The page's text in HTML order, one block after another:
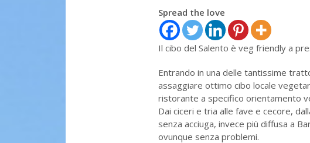
Spread the love
Il cibo del Salento è veg friendly a
Entrando in una delle tantissime
assaggiare ottimo cibo locale
ristorante a specifico orientamento
Dai ciceri e tria alle fave e cecore,
senza acciuga, invece più diffusa a
ovunque senza problemi.